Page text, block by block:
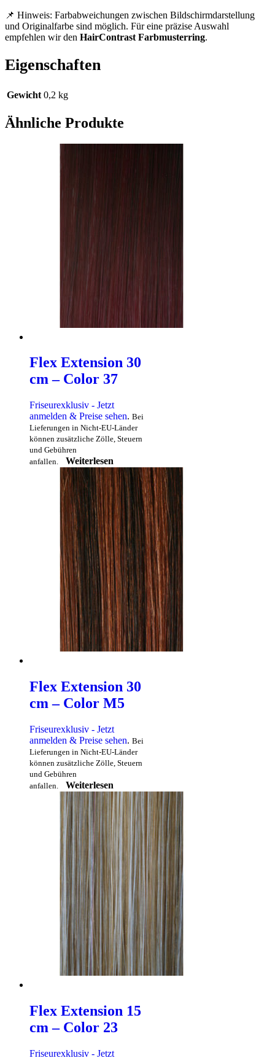
📌 Hinweis: Farbabweichungen zwischen Bildschirmdarstellung
und Originalfarbe sind möglich. Für eine präzise Auswahl
empfehlen wir den HairContrast Farbmusterring.
Eigenschaften
Gewicht 0,2 kg
Ähnliche Produkte
Flex Extension 30
cm – Color 37
Friseurexklusiv - Jetzt
anmelden & Preise sehen. Bei
Lieferungen in Nicht-EU-Länder
können zusätzliche Zölle, Steuern
und Gebühren
anfallen.
Weiterlesen
Flex Extension 30
cm – Color M5
Friseurexklusiv - Jetzt
anmelden & Preise sehen. Bei
Lieferungen in Nicht-EU-Länder
können zusätzliche Zölle, Steuern
und Gebühren
anfallen.
Weiterlesen
Flex Extension 15
cm – Color 23
Friseurexklusiv - Jetzt